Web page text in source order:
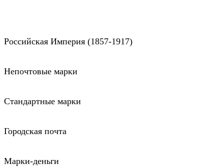
Российская Империя (1857-1917)
Непочтовые марки
Стандартные марки
Городская почта
Марки-деньги